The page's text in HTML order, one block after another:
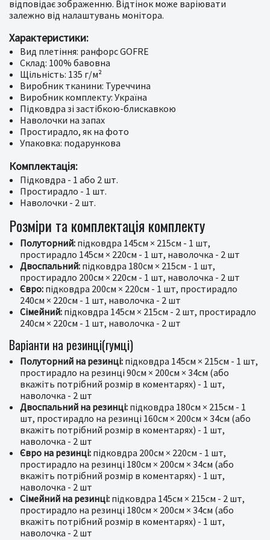
відповідає зображенню. Відтінок може варіювати
залежно від налаштувань монітора.
Характеристики:
Вид плетіння: ранфорс GOFRE
Склад: 100% бавовна
Щільність: 135 г/м²
Виробник тканини: Туреччина
Виробник комплекту: Україна
Підковдра зі застібкою-блискавкою
Наволочки на запах
Простирадло, як на фото
Упаковка: подарункова
Комплектація:
Підковдра - 1 або 2 шт.
Простирадло - 1 шт.
Наволочки - 2 шт.
Розміри та комплектація комплекту
Полуторний: підковдра 145см × 215см - 1 шт,
простирадло 145см × 220см - 1 шт, наволочка - 2 шт
Двоспальний: підковдра 180см × 215см - 1 шт,
простирадло 200см × 220см - 1 шт, наволочка - 2 шт
Євро: підковдра 200см × 220см - 1 шт, простирадло
240см × 220см - 1 шт, наволочка - 2 шт
Сімейний: підковдра 145см × 215см - 2 шт, простирадло
240см × 220см - 1 шт, наволочка - 2 шт
Варіанти на резинці(гумці)
Полуторний на резинці: підковдра 145см × 215см - 1 шт,
простирадло на резинці 90см × 200см × 34см (або
вкажіть потрібний розмір в коментарях) - 1 шт,
наволочка - 2 шт
Двоспальний на резинці: підковдра 180см × 215см - 1
шт, простирадло на резинці 160см × 200см × 34см (або
вкажіть потрібний розмір в коментарях) - 1 шт,
наволочка - 2 шт
Євро на резинці: підковдра 200см × 220см - 1 шт,
простирадло на резинці 180см × 200см × 34см (або
вкажіть потрібний розмір в коментарях) - 1 шт,
наволочка - 2 шт
Сімейний на резинці: підковдра 145см × 215см - 2 шт,
простирадло на резинці 180см × 200см × 34см (або
вкажіть потрібний розмір в коментарях) - 1 шт,
наволочка - 2 шт